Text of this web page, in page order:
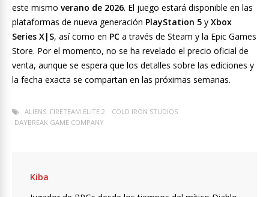
este mismo verano de 2026. El juego estará disponible en las
plataformas de nueva generación PlayStation 5 y Xbox
Series X|S, así como en PC a través de Steam y la Epic Games
Store. Por el momento, no se ha revelado el precio oficial de
venta, aunque se espera que los detalles sobre las ediciones y
la fecha exacta se compartan en las próximas semanas.
ALIENS: FIRETEAM ELITE 2
COLD IRON STUDIOS
DAYBREAK GAME COMPANY
Kiba